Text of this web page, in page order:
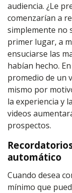
audiencia. ¿Le
comenzarían a
simplemente no
primer lugar, a
ensuciarse las
habían hecho.
promedio de un
mismo por
la experiencia y
videos
prospectos.
automático
Cuando desea
mínimo que